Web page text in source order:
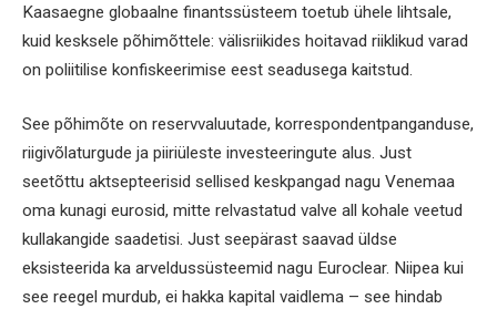
Kaasaegne globaalne finantssüsteem toetub ühele lihtsale,
kuid kesksele põhimõttele: välisriikides hoitavad riiklikud varad
on poliitilise konfiskeerimise eest seadusega kaitstud.
See põhimõte on reservvaluutade, korrespondentpanganduse,
riigivõlaturgude ja piiriüleste investeeringute alus. Just
seetõttu aktsepteerisid sellised keskpangad nagu Venemaa
oma kunagi eurosid, mitte relvastatud valve all kohale veetud
kullakangide saadetisi. Just seepärast saavad üldse
eksisteerida ka arveldussüsteemid nagu Euroclear. Niipea kui
see reegel murdub, ei hakka kapital vaidlema – see hindab